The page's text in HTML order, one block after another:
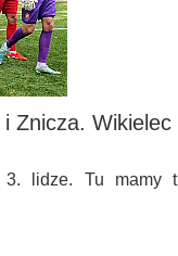
Znicza.
lidze. Tu mamy